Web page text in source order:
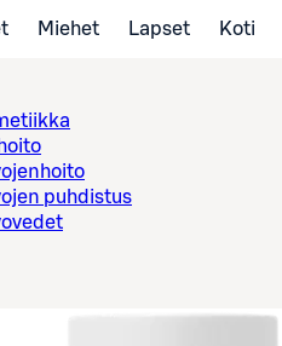
Miehet Lapset Koti
puhdistus